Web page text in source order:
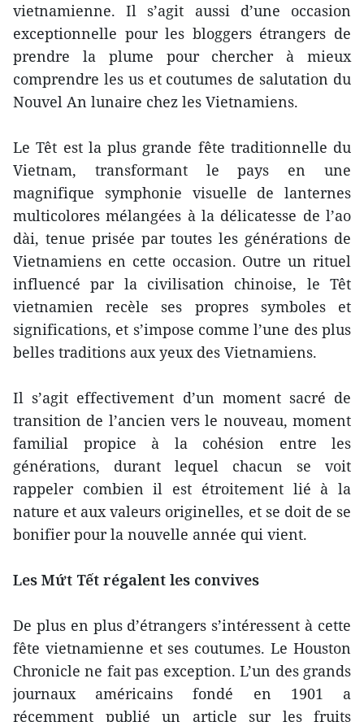
vietnamienne. Il s’agit aussi d’une occasion
exceptionnelle pour les bloggers étrangers de
prendre la plume pour chercher à mieux
comprendre les us et coutumes de salutation du
Nouvel An lunaire chez les Vietnamiens.
Le Têt est la plus grande fête traditionnelle du
Vietnam, transformant le pays en une
magnifique symphonie visuelle de lanternes
multicolores mélangées à la délicatesse de l’ao
dài, tenue prisée par toutes les générations de
Vietnamiens en cette occasion. Outre un rituel
influencé par la civilisation chinoise, le Têt
vietnamien recèle ses propres symboles et
significations, et s’impose comme l’une des plus
belles traditions aux yeux des Vietnamiens.
Il s’agit effectivement d’un moment sacré de
transition de l’ancien vers le nouveau, moment
familial propice à la cohésion entre les
générations, durant lequel chacun se voit
rappeler combien il est étroitement lié à la
nature et aux valeurs originelles, et se doit de se
bonifier pour la nouvelle année qui vient.
Les Mứt Tết régalent les convives
De plus en plus d’étrangers s’intéressent à cette
fête vietnamienne et ses coutumes. Le Houston
Chronicle ne fait pas exception. L’un des grands
journaux américains fondé en 1901 a
récemment publié un article sur les fruits